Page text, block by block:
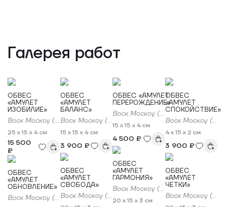
Галерея работ
ОБВЕС
«АМУЛЕТ
ИЗОБИЛИЕ»
Воск Москоу (Vosk Moscow)
25 x 15 x 4 см
15 500
₽
ОБВЕС
«АМУЛЕТ
ОБНОВЛЕНИЕ»
Воск Москоу (Vosk Moscow)
ОБВЕС
«АМУЛЕТ
БАЛАНС»
Воск Москоу (Vosk Moscow)
15 x 15 x 4 см
3 900 ₽
ОБВЕС
«АМУЛЕТ
СВОБОДА»
Воск Москоу (Vosk Moscow)
ОБВЕС «АМУЛЕТ
ПЕРЕРОЖДЕНИЕ»
Воск Москоу (Vosk Moscow)
15 x 15 x 4 см
4 500 ₽
ОБВЕС
«АМУЛЕТ
ГАРМОНИЯ»
Воск Москоу (Vosk Moscow)
20 x 15 x 3 см
ОБВЕС
«АМУЛЕТ
СПОКОЙСТВИЕ»
Воск Москоу (Vosk Moscow)
4 x 15 x 2 см
3 900 ₽
ОБВЕС
«АМУЛЕТ
ЧЕТКИ»
Воск Москоу (Vosk Moscow)